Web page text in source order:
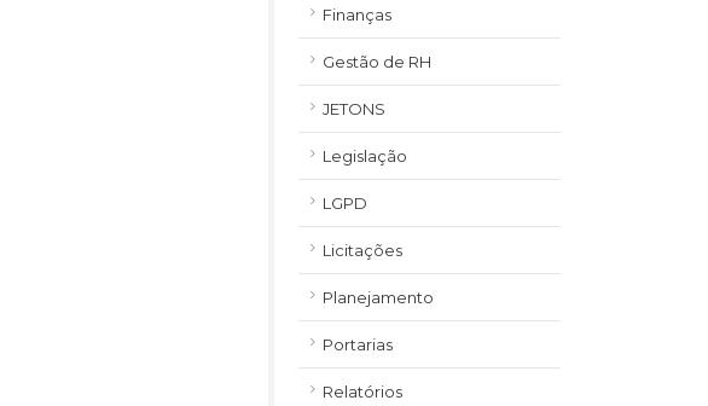
Finanças
Gestão de RH
JETONS
Legislação
LGPD
Licitações
Planejamento
Portarias
Relatórios